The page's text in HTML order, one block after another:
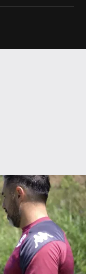
riguroso en la
jugadores
a la competencia sea
club sigue protocolos
un
necesidades de